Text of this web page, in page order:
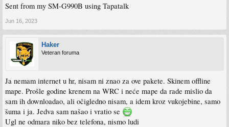
Sent from my SM-G990B using Tapatalk
Jun 16, 2023
Haker
Veteran foruma
Ja nemam internet u hr, nisam ni znao za ove pakete. Skinem offline
mape. Prošle godine krenem na WRC i neće mape da rade mislio da
sam ih downloadao, ali očigledno nisam, a idem kroz vukojebine, samo
šuma i ja. Jedva sam našao i vratio se
Ugl ne odmara niko bez telefona, nismo ludi